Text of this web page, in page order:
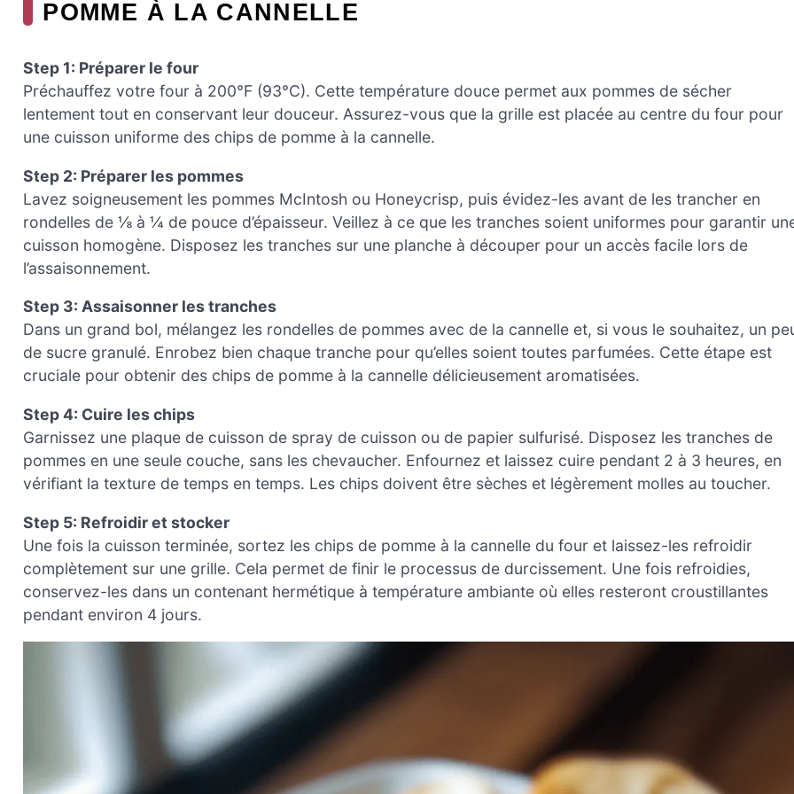
POMME À LA CANNELLE
Step 1: Préparer le four
Préchauffez votre four à 200°F (93°C). Cette température douce permet aux pommes de sécher
lentement tout en conservant leur douceur. Assurez-vous que la grille est placée au centre du four pour
une cuisson uniforme des chips de pomme à la cannelle.
Step 2: Préparer les pommes
Lavez soigneusement les pommes McIntosh ou Honeycrisp, puis évidez-les avant de les trancher en
rondelles de ⅛ à ¼ de pouce d’épaisseur. Veillez à ce que les tranches soient uniformes pour garantir
cuisson homogène. Disposez les tranches sur une planche à découper pour un accès facile lors de
l’assaisonnement.
Step 3: Assaisonner les tranches
Dans un grand bol, mélangez les rondelles de pommes avec de la cannelle et, si vous le souhaitez, un
de sucre granulé. Enrobez bien chaque tranche pour qu’elles soient toutes parfumées. Cette étape est
cruciale pour obtenir des chips de pomme à la cannelle délicieusement aromatisées.
Step 4: Cuire les chips
Garnissez une plaque de cuisson de spray de cuisson ou de papier sulfurisé. Disposez les tranches de
pommes en une seule couche, sans les chevaucher. Enfournez et laissez cuire pendant 2 à 3 heures, en
vérifiant la texture de temps en temps. Les chips doivent être sèches et légèrement molles au toucher.
Step 5: Refroidir et stocker
Une fois la cuisson terminée, sortez les chips de pomme à la cannelle du four et laissez-les refroidir
complètement sur une grille. Cela permet de finir le processus de durcissement. Une fois refroidies,
conservez-les dans un contenant hermétique à température ambiante où elles resteront croustillantes
pendant environ 4 jours.